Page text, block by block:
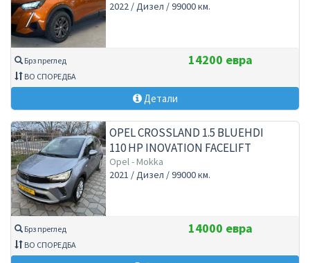
2022 / Дизел / 99000 км.
Брз преглед
ВО СПОРЕДБА
14200 евра
Детали
OPEL CROSSLAND 1.5 BLUEHDI
110 HP INOVATION FACELIFT
2021
Opel - Mokka
2021 / Дизел / 99000 км.
Брз преглед
ВО СПОРЕДБА
14000 евра